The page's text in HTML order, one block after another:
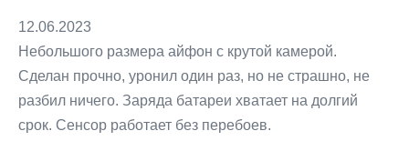
12.06.2023
Небольшого размера айфон с крутой камерой.
Сделан прочно, уронил один раз, но не страшно, не
разбил ничего. Заряда батареи хватает на долгий
срок. Сенсор работает без перебоев.